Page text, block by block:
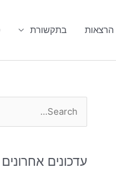
הרצאות בתקשורת
r
עדכונים אחרונים